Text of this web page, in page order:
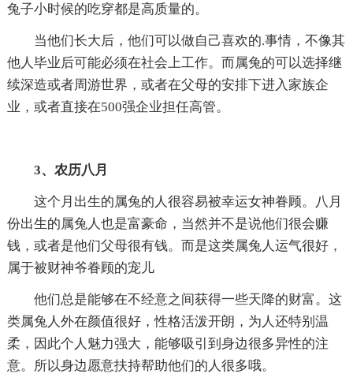
兔子小时候的吃穿都是高质量的。
当他们长大后，他们可以做自己喜欢的.事情，不像其
他人毕业后可能必须在社会上工作。而属兔的可以选择继
续深造或者周游世界，或者在父母的安排下进入家族企
业，或者直接在500强企业担任高管。
3、农历八月
这个月出生的属兔的人很容易被幸运女神眷顾。八月
份出生的属兔人也是富豪命，当然并不是说他们很会赚
钱，或者是他们父母很有钱。而是这类属兔人运气很好，
属于被财神爷眷顾的宠儿
他们总是能够在不经意之间获得一些天降的财富。这
类属兔人外在颜值很好，性格活泼开朗，为人还特别温
柔，因此个人魅力强大，能够吸引到身边很多异性的注
意。所以身边愿意扶持帮助他们的人很多哦。